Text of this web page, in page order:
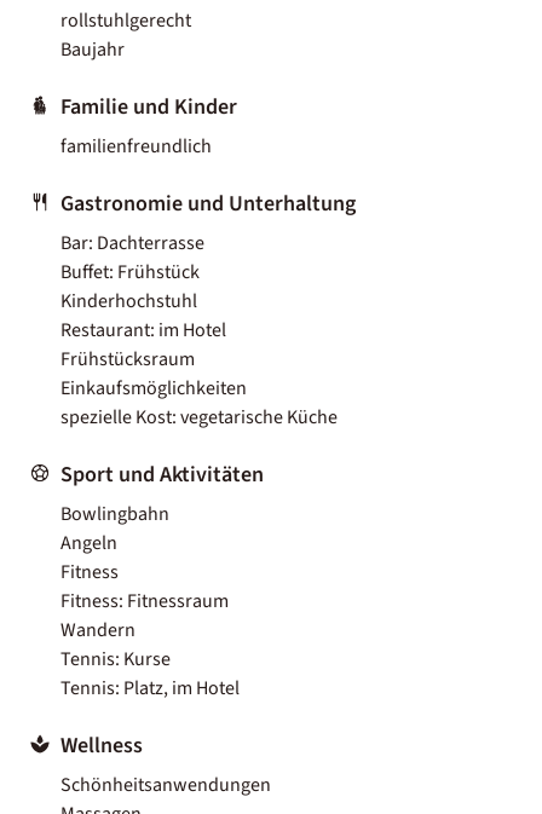
rollstuhlgerecht
Baujahr
Familie und Kinder
familienfreundlich
Gastronomie und Unterhaltung
Bar: Dachterrasse
Buffet: Frühstück
Kinderhochstuhl
Restaurant: im Hotel
Frühstücksraum
Einkaufsmöglichkeiten
spezielle Kost: vegetarische Küche
Sport und Aktivitäten
Bowlingbahn
Angeln
Fitness
Fitness: Fitnessraum
Wandern
Tennis: Kurse
Tennis: Platz, im Hotel
Wellness
Schönheitsanwendungen